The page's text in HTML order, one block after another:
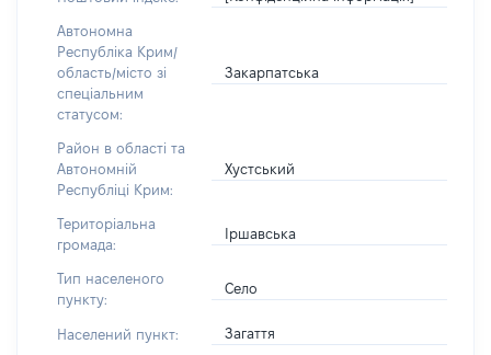
Автономна
Республіка Крим/
область/місто зі
спеціальним
статусом:
Закарпатська
Район в області та
Автономній
Республіці Крим:
Хустський
Територіальна
громада:
Іршавська
Тип населеного
пункту:
Село
Населений пункт: Загаття